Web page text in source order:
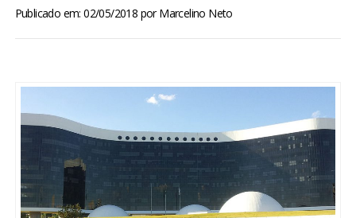
ENTRETENIMENTO
ENQUETE
Publicado em: 02/05/2018 porMarcelino Neto